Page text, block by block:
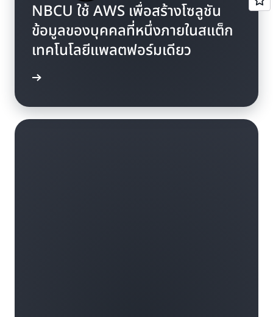
NBCU ใช้ AWS เพื่อสร้างโซลูชัน
ข้อมูลของบุคคลที่หนึ่งภายในสแต็ก
เทคโนโลยีแพลตฟอร์มเดียว